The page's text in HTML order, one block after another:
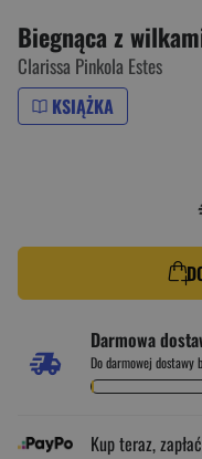
Biegnąca z
Clarissa Pinkola Estes
KSIĄŻKA
Darmowa
Do darmowej dostawy
Kup teraz,